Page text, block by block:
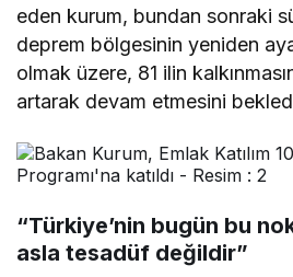
eden kurum, bundan sonraki
deprem bölgesinin yeniden
olmak üzere, 81 ilin
artarak devam etmesini
“Türkiye’nin bugün bu
asla tesadüf değildir”